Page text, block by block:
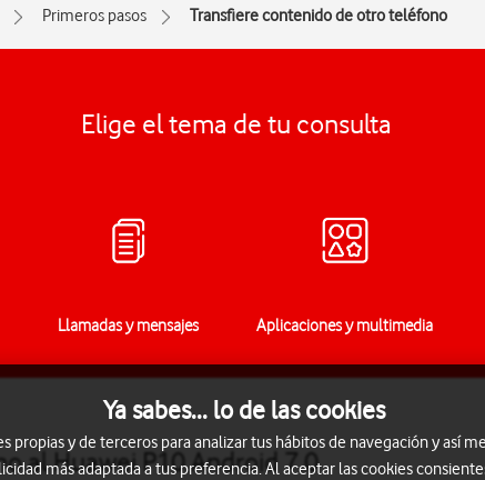
Primeros pasos Transfiere contenido de otro teléfono
Elige el tema de tu consulta
Llamadas y mensajes Aplicaciones y multimedia
al Huawei P10 Android 7.0
Ya sabes... lo de las cookies
propias y de terceros para analizar tus hábitos de navegación y así
más adaptada a tus preferencia. Al aceptar las cookies